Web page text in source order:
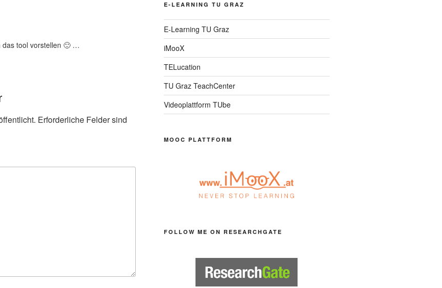
das tool vorstellen 🙂 …
Erforderliche Felder sind
E-LEARNING TU GRAZ
E-Learning TU Graz
iMooX
TELucation
TU Graz TeachCenter
Videoplattform TUbe
MOOC PLATTFORM
FOLLOW ME ON RESEARCHGATE